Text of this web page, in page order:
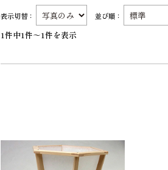
表示切替： 並び順：
1件中1件～1件を表示